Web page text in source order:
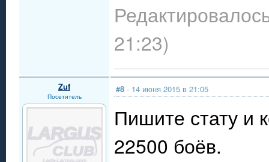
21:23)
Zuf
Посетитель
#8 - 14 июня 2015 в 21:05
Пишите стату и
22500 боёв.